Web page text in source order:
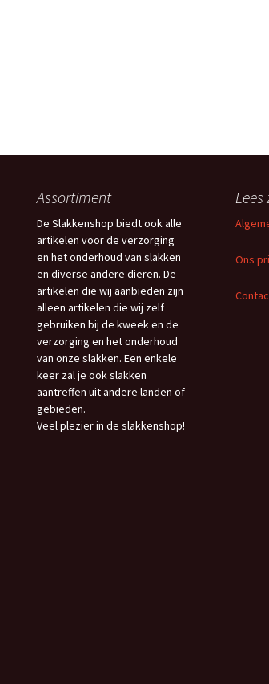
Assortiment
De Slakkenshop biedt ook alle
artikelen voor de verzorging
en het onderhoud van slakken
en diverse andere dieren. De
artikelen die wij aanbieden zijn
alleen artikelen die wij zelf
gebruiken bij de kweek en de
verzorging en het onderhoud
van onze slakken. Een enkele
keer zal je ook slakken
aantreffen uit andere landen of
gebieden.
Veel plezier in de slakkenshop!
Ons